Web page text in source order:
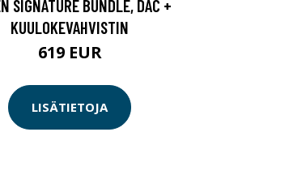
SIGNATURE BUNDLE, DAC +
KUULOKEVAHVISTIN
619 EUR
LISÄTIETOJA